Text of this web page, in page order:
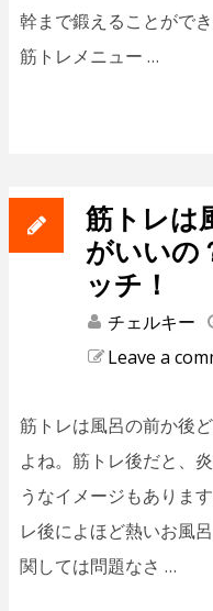
幹まで鍛えることがで
筋トレメニュー …
筋トレは
がいいの
ッチ！
チェルキー
Leave a
筋トレは風呂の前か後
よね。筋トレ後だと、
うなイメージもありま
レ後によほど熱いお風
関しては問題なさ …